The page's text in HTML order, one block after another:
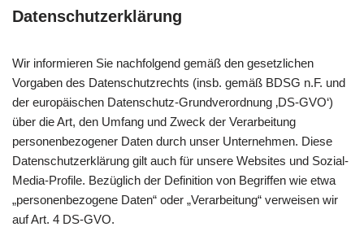
Datenschutzerklärung
Wir informieren Sie nachfolgend gemäß den gesetzlichen
Vorgaben des Datenschutzrechts (insb. gemäß BDSG n.F. und
der europäischen Datenschutz-Grundverordnung ‚DS-GVO‘)
über die Art, den Umfang und Zweck der Verarbeitung
personenbezogener Daten durch unser Unternehmen. Diese
Datenschutzerklärung gilt auch für unsere Websites und Sozial-
Media-Profile. Bezüglich der Definition von Begriffen wie etwa
„personenbezogene Daten“ oder „Verarbeitung“ verweisen wir
auf Art. 4 DS-GVO.